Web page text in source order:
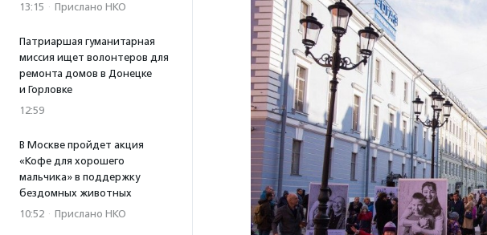
13:15 · Прислано НКО
Патриаршая гуманитарная
миссия ищет волонтеров для
ремонта домов в Донецке
и Горловке
12:59
В Москве пройдет акция
«Кофе для хорошего
мальчика» в поддержку
бездомных животных
10:52 · Прислано НКО